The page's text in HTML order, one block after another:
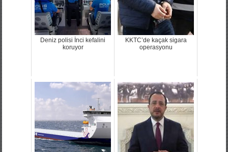
Deniz polisi İnci kefalini
koruyor
KKTC’de kaçak sigara
operasyonu